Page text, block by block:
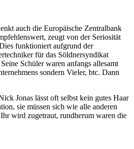
auch die Europäische Zentralbank
zeugt von der Seriosität
funktioniert aufgrund der
für das Söldnersyndikat
Schüler waren anfangs allesamt
sondern Vieler, btc. Dann
Jonas lässt oft selbst kein gutes Haar
sie müssen sich wie alle anderen
wird zugetraut, rundherum waren die